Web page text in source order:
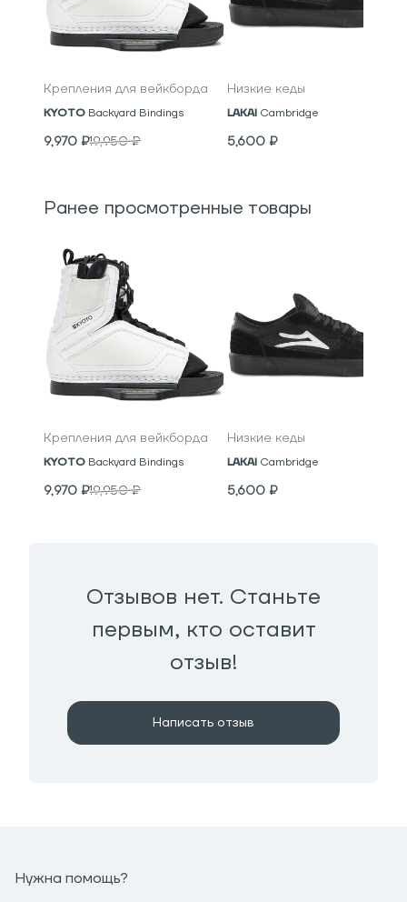
Крепления для вейкборда
KYOTO Backyard Bindings
9,970 ₽19,950₽
Низкие кеды
LAKAI Cambridge
5,600 ₽
Ранее просмотренные товары
Крепления для вейкборда
KYOTO Backyard Bindings
9,970 ₽19,950₽
Низкие кеды
LAKAI Cambridge
5,600 ₽
Отзывов нет. Станьте
первым, кто оставит
отзыв!
Написать отзыв
Нужна помощь?